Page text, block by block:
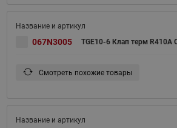
067N3005 TGE10-6 Клап терм R410A
Смотреть похожие товары